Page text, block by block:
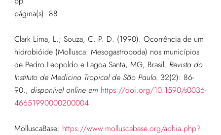
página(s): 88
Clark Lima, L.; Souza, C. P. D. (1990). Ocorrência de um
hidrobióide (Mollusca: Mesogastropoda) nos municípios
de Pedro Leopoldo e Lagoa Santa, MG, Brasil. Revista do
Instituto de Medicina Tropical de São Paulo. 32(2): 86-
90., disponível online em https://doi.org/10.1590/s0036-
46651990000200004
MolluscaBase: https://www.molluscabase.org/aphia.php?